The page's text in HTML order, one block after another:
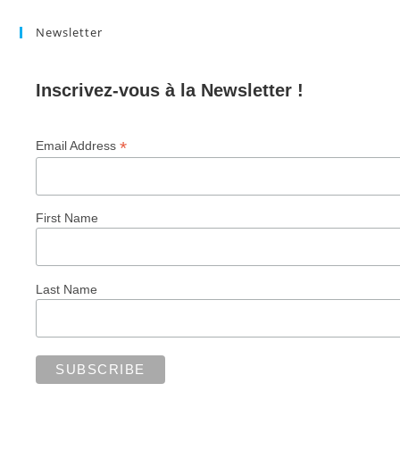
Newsletter
Inscrivez-vous à la Newsletter !
Email Address*
First Name
Last Name